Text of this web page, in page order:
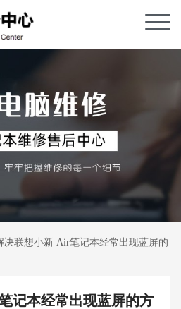
决联想小新 Air笔记本经常出现蓝屏的
记本经常出现蓝屏的方